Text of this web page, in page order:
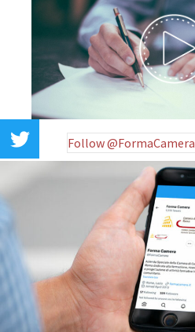
Follow @FormaCamera